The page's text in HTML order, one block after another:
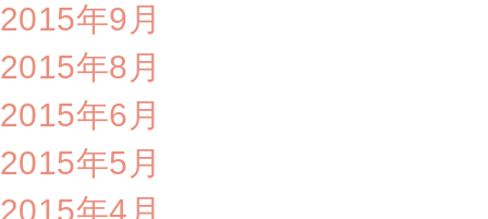
2015年9月
2015年8月
2015年6月
2015年5月
2015年4月